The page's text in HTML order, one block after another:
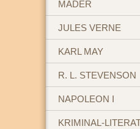
MADER
JULES VERNE
KARL MAY
R. L. STEVENSON
NAPOLEON I
KRIMINAL-